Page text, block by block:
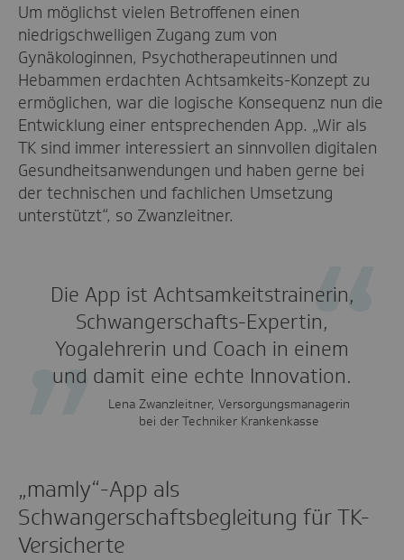
Um möglichst vielen Betroffenen einen
niedrigschwelligen Zugang zum von
Gynäkologinnen, Psychotherapeutinnen und
Hebammen erdachten Achtsamkeits-Konzept zu
ermöglichen, war die logische Konsequenz nun die
Entwicklung einer entsprechenden App. „Wir als
TK sind immer interessiert an sinnvollen digitalen
Gesundheitsanwendungen und haben gerne bei
der technischen und fachlichen Umsetzung
unterstützt“, so Zwanzleitner.
Die App ist Achtsamkeitstrainerin,
Schwangerschafts-Expertin,
Yogalehrerin und Coach in einem
und damit eine echte Innovation.
Lena Zwanzleitner, Versorgungsmanagerin
bei der Techniker Krankenkasse
„mamly“-App als
Schwangerschaftsbegleitung für TK-
Versicherte